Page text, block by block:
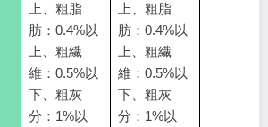
上、粗脂
肪：0.4%以
上、粗繊
維：0.5%以
下、粗灰
分：1%以
上、粗脂
肪：0.4%以
上、粗繊
維：0.5%以
下、粗灰
分：1%以